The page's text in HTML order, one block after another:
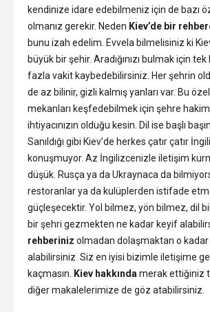
kendinize idare edebilmeniz için de bazı
olmanız gerekir. Neden Kiev’de bir
bunu izah edelim. Evvela bilmelisiniz ki
büyük bir şehir. Aradığınızı bulmak için tek
fazla vakit kaybedebilirsiniz. Her şehrin
de az bilinir, gizli kalmış yanları var. Bu
mekanları keşfedebilmek için şehre
ihtiyacınızın olduğu kesin. Dil ise başlı
Sanıldığı gibi Kiev’de herkes çatır çatır
konuşmuyor. Az İngilizcenizle iletişim
düşük. Rusça ya da Ukraynaca da
restoranlar ya da kulüplerden istifade
güçleşecektir. Yol bilmez, yön bilmez, dil
bir şehri gezmekten ne kadar keyif
rehberiniz olmadan dolaşmaktan o
alabilirsiniz. Siz en iyisi bizimle iletişime
kaçmasın. Kiev hakkında merak ettiğiniz
diğer makalelerimize de göz atabilirsiniz.